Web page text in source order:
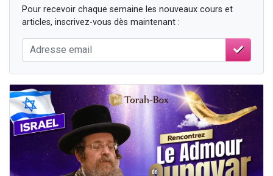
Pour recevoir chaque semaine les nouveaux cours et
articles, inscrivez-vous dès maintenant :